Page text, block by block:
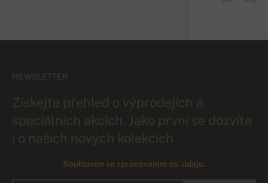
NEWSLETTER
Získejte přehled o výprodejích a
speciálních akcích. Jako první se dozvíte
i o našich nových kolekcích
Souhlasím se zpracovaním os. údaju.